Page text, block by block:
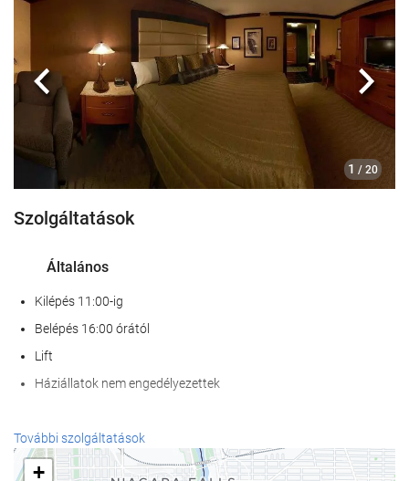
1 / 20
Előző
Szolgáltatások
Általános
Kilépés 11:00-ig
Belépés 16:00 órától
Lift
Háziállatok nem engedélyezettek
Wellness
Spa
További szolgáltatások
+